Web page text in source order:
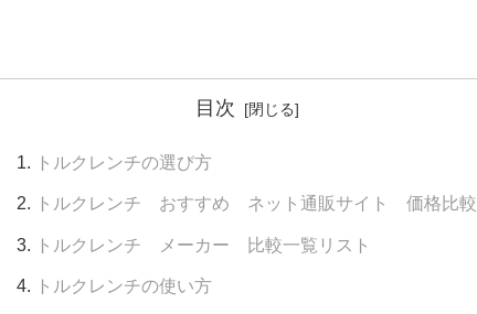
目次
トルクレンチの選び方
トルクレンチ おすすめ ネット通販サイト 価格比較
トルクレンチ メーカー 比較一覧リスト
トルクレンチの使い方